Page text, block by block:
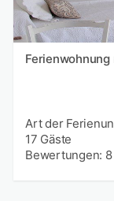
Art der
17 Gäste
Bewertungen: 8